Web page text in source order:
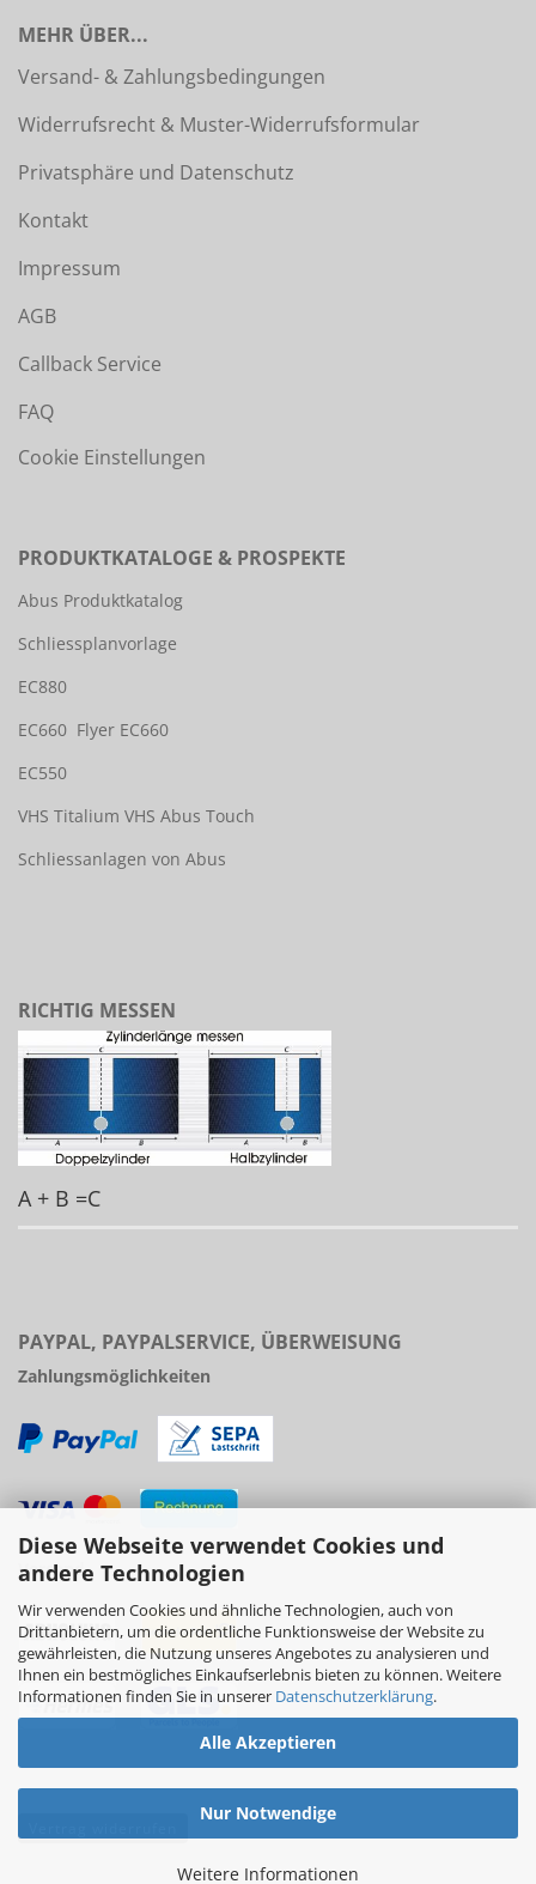
Diese Webseite verwendet Cookies und
andere Technologien
Wir verwenden Cookies und ähnliche Technologien, auch von
Drittanbietern, um die ordentliche Funktionsweise der Website zu
gewährleisten, die Nutzung unseres Angebotes zu analysieren und
Ihnen ein bestmögliches Einkaufserlebnis bieten zu können. Weitere
Informationen finden Sie in unserer Datenschutzerklärung.
Alle Akzeptieren
Nur Notwendige
Weitere Informationen
MEHR ÜBER...
Versand- & Zahlungsbedingungen
Widerrufsrecht & Muster-Widerrufsformular
Privatsphäre und Datenschutz
Kontakt
Impressum
AGB
Callback Service
FAQ
Cookie Einstellungen
PRODUKTKATALOGE & PROSPEKTE
Abus Produktkatalog
Schliessplanvorlage
EC880
EC660 Flyer EC660
EC550
VHS Titalium VHS Abus Touch
Schliessanlagen von Abus
RICHTIG MESSEN
A + B =C
PAYPAL, PAYPALSERVICE, ÜBERWEISUNG
Zahlungsmöglichkeiten
Versand